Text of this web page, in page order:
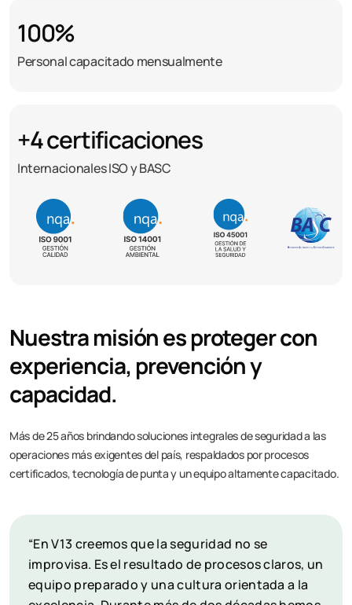
100%
Personal capacitado mensualmente
+4 certificaciones
Internacionales ISO y BASC
Nuestra misión es protegercon
experiencia, prevención y
capacidad.
Más de 25 años brindando soluciones integrales de seguridad a las
operaciones más exigentes del país, respaldados por procesos
certificados, tecnología de punta y un equipo altamente capacitado.
“En V13 creemos que la seguridad no se
improvisa. Es el resultado de procesos claros, un
equipo preparado y una cultura orientada a la